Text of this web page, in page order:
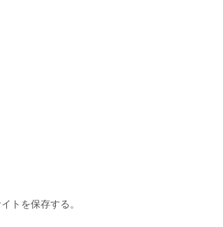
トを保存する。